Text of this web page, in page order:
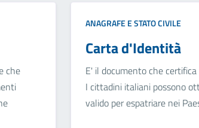
che
ANAGRAFE E STATO CIVILE
Carta d'Identità
E' il documento che
I cittadini italiani possono
valido per espatriare nei